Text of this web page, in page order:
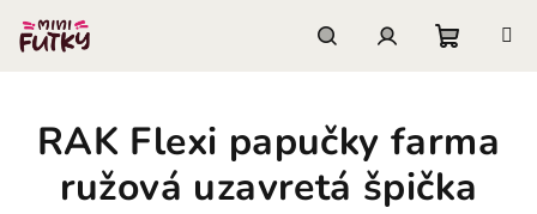
obsah
košík
RAK Flexi papučky farma
ružová uzavretá špička